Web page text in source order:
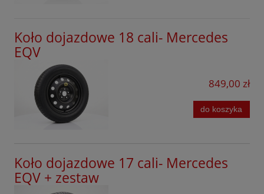
Mitsubishi
Nissan
Omoda
Opel
Peugeot
Infinity
GLB AMG
GLC Coupe
GLC SUV
GLC AMG
GLE Coupe
GLE AMG
Koło dojazdowe 18 cali- Mercedes
EQV
849,00 zł
do koszyka
Koło dojazdowe 17 cali- Mercedes
EQV + zestaw